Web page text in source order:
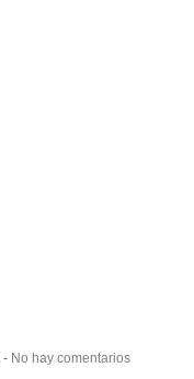
No hay comentarios